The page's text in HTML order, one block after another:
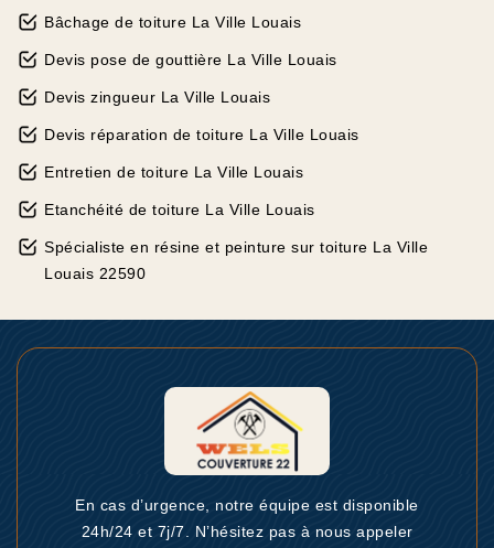
Bâchage de toiture La Ville Louais
Devis pose de gouttière La Ville Louais
Devis zingueur La Ville Louais
Devis réparation de toiture La Ville Louais
Entretien de toiture La Ville Louais
Etanchéité de toiture La Ville Louais
Spécialiste en résine et peinture sur toiture La Ville
Louais 22590
En cas d’urgence, notre équipe est disponible
24h/24 et 7j/7. N’hésitez pas à nous appeler